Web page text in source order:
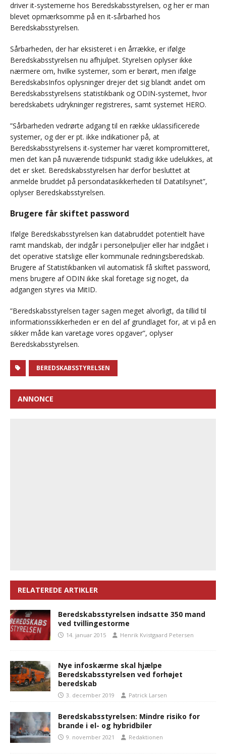
driver it-systemerne hos Beredskabsstyrelsen, og her er man
blevet opmærksomme på en it-sårbarhed hos
Beredskabsstyrelsen.
Sårbarheden, der har eksisteret i en årrække, er ifølge
Beredskabsstyrelsen nu afhjulpet. Styrelsen oplyser ikke
nærmere om, hvilke systemer, som er berørt, men ifølge
BeredskabsInfos oplysninger drejer det sig blandt andet om
Beredskabsstyrelsens statistikbank og ODIN-systemet, hvor
beredskabets udrykninger registreres, samt systemet HERO.
”Sårbarheden vedrørte adgang til en række uklassificerede
systemer, og der er pt. ikke indikationer på, at
Beredskabsstyrelsens it-systemer har været kompromitteret,
men det kan på nuværende tidspunkt stadig ikke udelukkes, at
det er sket. Beredskabsstyrelsen har derfor besluttet at
anmelde bruddet på persondatasikkerheden til Datatilsynet”,
oplyser Beredskabsstyrelsen.
Brugere får skiftet password
Ifølge Beredskabsstyrelsen kan databruddet potentielt have
ramt mandskab, der indgår i personelpuljer eller har indgået i
det operative statslige eller kommunale redningsberedskab.
Brugere af Statistikbanken vil automatisk få skiftet password,
mens brugere af ODIN ikke skal foretage sig noget, da
adgangen styres via MitID.
”Beredskabsstyrelsen tager sagen meget alvorligt, da tillid til
informationssikkerheden er en del af grundlaget for, at vi på en
sikker måde kan varetage vores opgaver”, oplyser
Beredskabsstyrelsen.
BEREDSKABSSTYRELSEN
ANNONCE
RELATEREDE ARTIKLER
Beredskabsstyrelsen indsatte 350 mand
ved tvillingestorme
14. januar 2015 Henrik Kvistgaard Petersen
Nye infoskærme skal hjælpe
Beredskabsstyrelsen ved forhøjet
beredskab
3. december 2019 Patrick Larsen
Beredskabsstyrelsen: Mindre risiko for
brande i el- og hybridbiler
9. november 2021 Redaktionen